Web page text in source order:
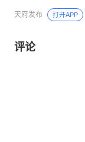
天府发布 打开APP
评论